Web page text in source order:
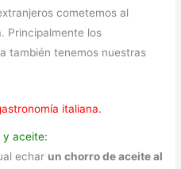
cometemos al
Principalmente los
también tenemos nuestras
italiana.
y aceite:
echar un chorro de aceite al